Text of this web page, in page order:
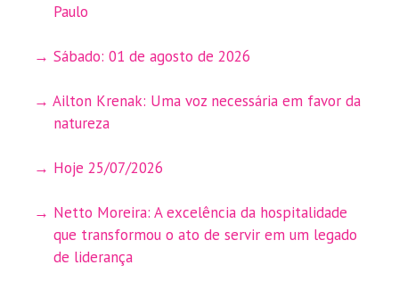
Paulo
Sábado: 01 de agosto de 2026
Ailton Krenak: Uma voz necessária em favor da
natureza
Hoje 25/07/2026
Netto Moreira: A excelência da hospitalidade
que transformou o ato de servir em um legado
de liderança